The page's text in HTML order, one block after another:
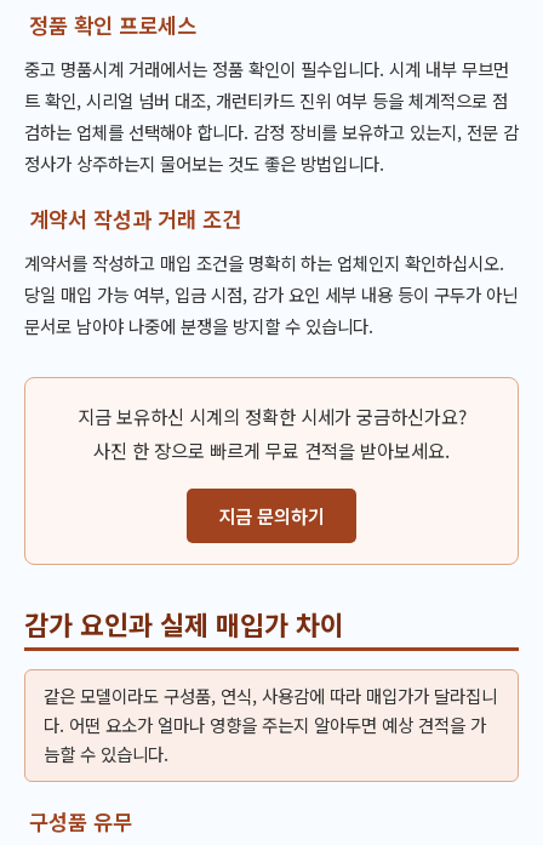
정품 확인 프로세스
중고 명품시계 거래에서는 정품 확인이 필수입니다. 시계 내부 무브먼
트 확인, 시리얼 넘버 대조, 개런티카드 진위 여부 등을 체계적으로 점
검하는 업체를 선택해야 합니다. 감정 장비를 보유하고 있는지, 전문 감
정사가 상주하는지 물어보는 것도 좋은 방법입니다.
계약서 작성과 거래 조건
계약서를 작성하고 매입 조건을 명확히 하는 업체인지 확인하십시오.
당일 매입 가능 여부, 입금 시점, 감가 요인 세부 내용 등이 구두가 아닌
문서로 남아야 나중에 분쟁을 방지할 수 있습니다.
지금 보유하신 시계의 정확한 시세가 궁금하신가요?
사진 한 장으로 빠르게 무료 견적을 받아보세요.
지금 문의하기
감가 요인과 실제 매입가 차이
같은 모델이라도 구성품, 연식, 사용감에 따라 매입가가 달라집니
다. 어떤 요소가 얼마나 영향을 주는지 알아두면 예상 견적을 가
늠할 수 있습니다.
구성품 유무